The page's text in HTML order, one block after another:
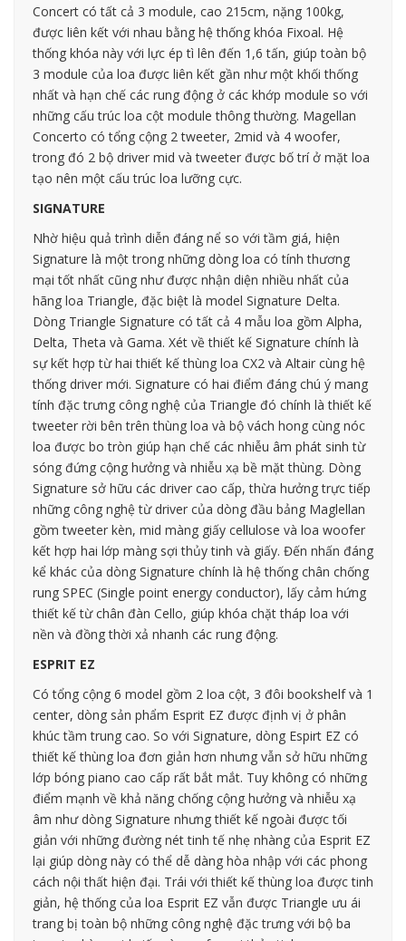
Concert có tất cả 3 module, cao 215cm, nặng 100kg,
được liên kết với nhau bằng hệ thống khóa Fixoal. Hệ
thống khóa này với lực ép tì lên đến 1,6 tấn, giúp toàn bộ
3 module của loa được liên kết gần như một khối thống
nhất và hạn chế các rung động ở các khớp module so với
những cấu trúc loa cột module thông thường. Magellan
Concerto có tổng cộng 2 tweeter, 2mid và 4 woofer,
trong đó 2 bộ driver mid và tweeter được bố trí ở mặt loa
tạo nên một cấu trúc loa lưỡng cực.
SIGNATURE
Nhờ hiệu quả trình diễn đáng nể so với tầm giá, hiện
Signature là một trong những dòng loa có tính thương
mại tốt nhất cũng như được nhận diện nhiều nhất của
hãng loa Triangle, đặc biệt là model Signature Delta.
Dòng Triangle Signature có tất cả 4 mẫu loa gồm Alpha,
Delta, Theta và Gama. Xét về thiết kế Signature chính là
sự kết hợp từ hai thiết kế thùng loa CX2 và Altair cùng hệ
thống driver mới. Signature có hai điểm đáng chú ý mang
tính đặc trưng công nghệ của Triangle đó chính là thiết kế
tweeter rời bên trên thùng loa và bộ vách hong cùng nóc
loa được bo tròn giúp hạn chế các nhiễu âm phát sinh từ
sóng đứng cộng hưởng và nhiễu xạ bề mặt thùng. Dòng
Signature sở hữu các driver cao cấp, thừa hưởng trực tiếp
những công nghệ từ driver của dòng đầu bảng Maglellan
gồm tweeter kèn, mid màng giấy cellulose và loa woofer
kết hợp hai lớp màng sợi thủy tinh và giấy. Đến nhấn đáng
kể khác của dòng Signature chính là hệ thống chân chống
rung SPEC (Single point energy conductor), lấy cảm hứng
thiết kế từ chân đàn Cello, giúp khóa chặt tháp loa với
nền và đồng thời xả nhanh các rung động.
ESPRIT EZ
Có tổng cộng 6 model gồm 2 loa cột, 3 đôi bookshelf và 1
center, dòng sản phẩm Esprit EZ được định vị ở phân
khúc tầm trung cao. So với Signature, dòng Espirt EZ có
thiết kế thùng loa đơn giản hơn nhưng vẫn sở hữu những
lớp bóng piano cao cấp rất bắt mắt. Tuy không có những
điểm mạnh về khả năng chống cộng hưởng và nhiễu xạ
âm như dòng Signature nhưng thiết kế ngoài được tối
giản với những đường nét tinh tế nhẹ nhàng của Esprit EZ
lại giúp dòng này có thể dễ dàng hòa nhập với các phong
cách nội thất hiện đại. Trái với thiết kế thùng loa được tinh
giản, hệ thống của loa Esprit EZ vẫn được Triangle ưu ái
trang bị toàn bộ những công nghệ đặc trưng với bộ ba